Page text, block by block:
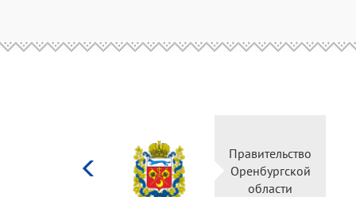
культуры
Российской
Правительство
Оренбургской
области